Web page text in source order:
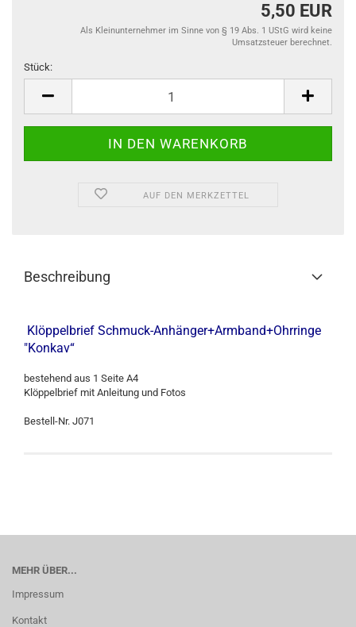
5,50 EUR
Als Kleinunternehmer im Sinne von § 19 Abs. 1 UStG wird keine
Umsatzsteuer berechnet.
Stück:
AUF DEN MERKZETTEL
Beschreibung
Klöppelbrief Schmuck-Anhänger+Armband+Ohrringe
"Konkav“
bestehend aus 1 Seite A4
Klöppelbrief mit Anleitung und Fotos
Bestell-Nr. J071
MEHR ÜBER...
Impressum
Kontakt